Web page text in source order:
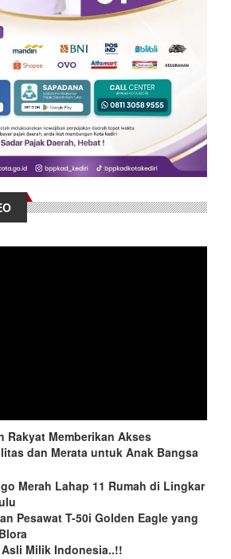
Rakyat Memberikan Akses
dan Merata untuk Anak Bangsa
Merah Lahap 11 Rumah di Lingkar
Pesawat T-50i Golden Eagle yang
Milik Indonesia..!!